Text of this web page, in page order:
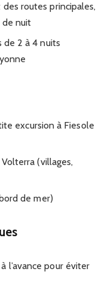
routes principales,
de nuit
de 2 à 4 nuits
excursion à Fiesole
(villages,
de mer)
l’avance pour éviter